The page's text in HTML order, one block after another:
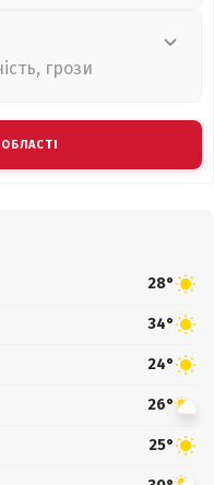
грози
28°
34°
24°
26°
25°